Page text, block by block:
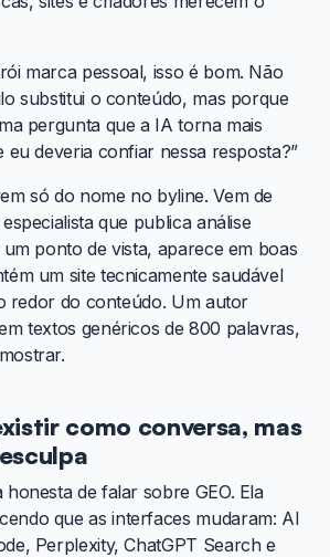
marca pessoal, isso é bom. Não
substitui o conteúdo, mas porque
pergunta que a IA torna mais
eu deveria confiar nessa resposta?”
só do nome no byline. Vem de
que publica análise
ponto de vista, aparece em boas
um site tecnicamente saudável
redor do conteúdo. Um autor
textos genéricos de 800 palavras,
como conversa, mas
de falar sobre GEO. Ela
que as interfaces mudaram: AI
Perplexity, ChatGPT Search e